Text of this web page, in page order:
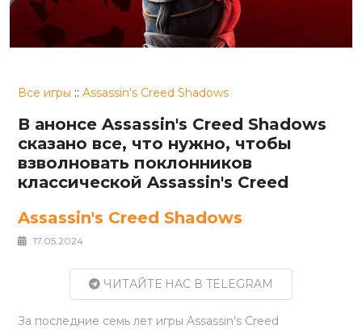
Все игры ::Assassin's Creed Shadows
В анонсе Assassin's Creed Shadows
сказано все, что нужно, чтобы
взволновать поклонников
классической Assassin's Creed
Assassin's Creed Shadows
17.05.2024
ЧИТАЙТЕ НАС В TELEGRAM
За последние семь лет игры Assassin's Creed